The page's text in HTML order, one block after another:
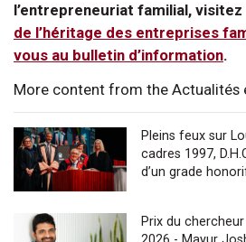
l’entrepreneuriat familial,
de l’héritage des entreprises
vous au bulletin d’information.
More content from the Actualités
Pleins feux sur
cadres 1997,
d’un grade
Prix du